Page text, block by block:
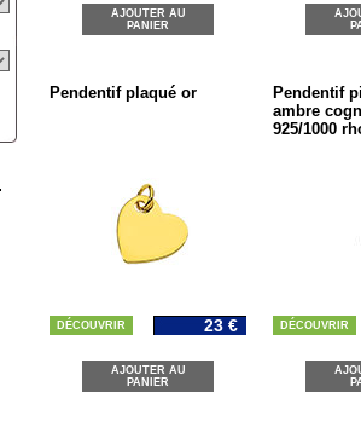
AJOUTER AU
PANIER
Pendentif plaqué or
DÉCOUVRIR 23 €
AJOUTER AU
PANIER
Pendentif
ambre
925/1000
DÉCOUVRIR